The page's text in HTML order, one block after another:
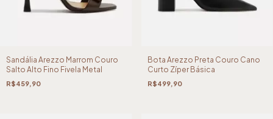
Sandália Arezzo Marrom Couro
Salto Alto Fino Fivela Metal
R$459,90
Bota Arezzo Preta Couro Cano
Curto Zíper Básica
R$499,90